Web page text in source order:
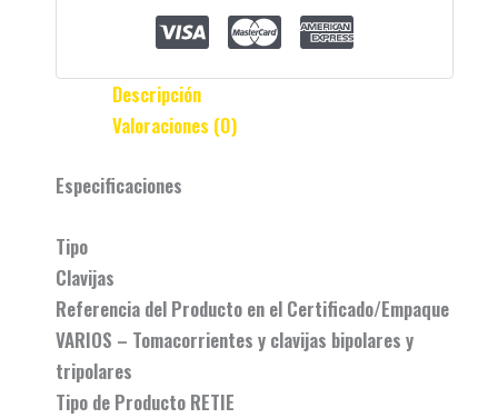
Descripción
Valoraciones (0)
Especificaciones
Tipo
Clavijas
Referencia del Producto en el Certificado/Empaque
VARIOS – Tomacorrientes y clavijas bipolares y
tripolares
Tipo de Producto RETIE